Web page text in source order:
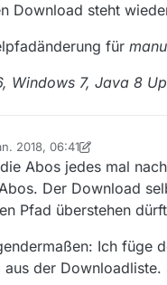
Download steht
für
7, Java 8
2018, 06:41
mvsfsvm
Abos jedes mal
Der Download
Pfad überstehen
Ich füge
der